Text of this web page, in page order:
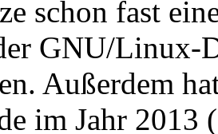
schon fast
GNU/Linux-
Außerdem
im Jahr 2013